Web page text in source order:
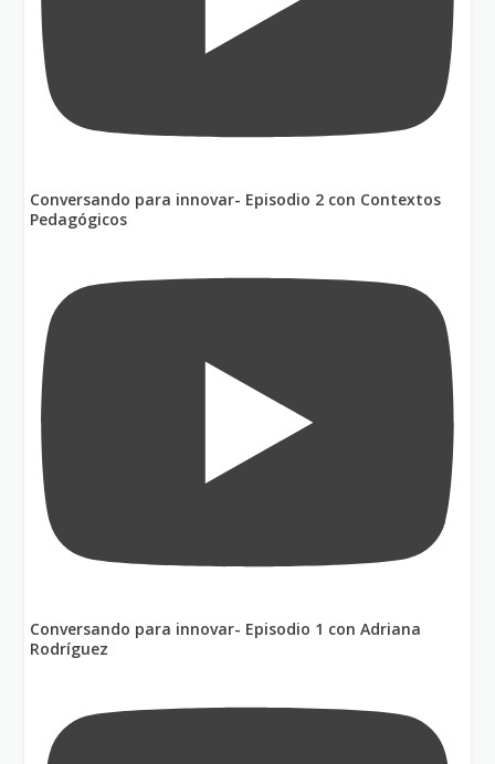
Conversando para innovar- Episodio 2 con Contextos
Pedagógicos
Conversando para innovar- Episodio 1 con Adriana
Rodríguez